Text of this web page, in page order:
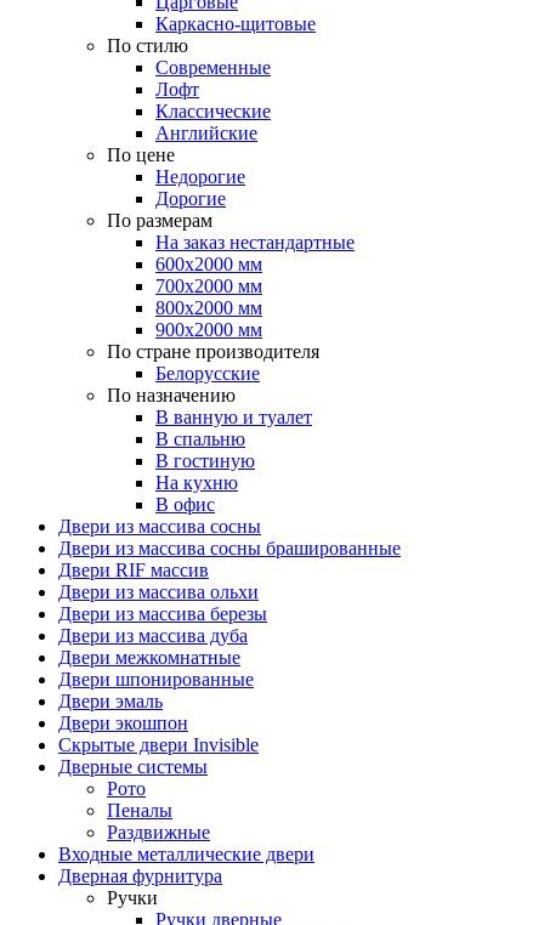
Каркасно-щитовые
По стилю
Современные
Лофт
Классические
Английские
По цене
Недорогие
Дорогие
По размерам
На заказ нестандартные
600х2000 мм
700х2000 мм
800х2000 мм
900х2000 мм
По стране производителя
Белорусские
По назначению
В ванную и туалет
В спальню
В гостиную
На кухню
В офис
Двери из массива сосны
Двери из массива сосны брашированные
Двери RIF массив
Двери из массива ольхи
Двери из массива березы
Двери из массива дуба
Двери межкомнатные
Двери шпонированные
Двери эмаль
Двери экошпон
Скрытые двери Invisible
Дверные системы
Рото
Пеналы
Раздвижные
Входные металлические двери
Дверная фурнитура
Ручки
Ручки дверные